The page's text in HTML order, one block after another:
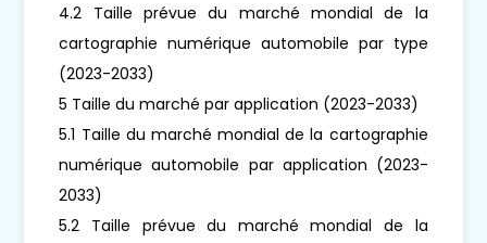
4.2 Taille prévue du marché mondial de la
cartographie numérique automobile par type
(2023-2033)
5 Taille du marché par application (2023-2033)
5.1 Taille du marché mondial de la cartographie
numérique automobile par application (2023-
2033)
5.2 Taille prévue du marché mondial de la